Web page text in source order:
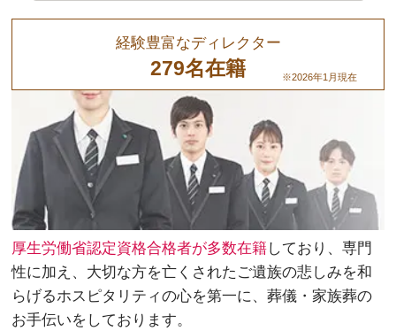
経験豊富なディレクター
279名在籍 ※2026年1月現在
厚生労働省認定資格合格者が多数在籍しており、専門
性に加え、大切な方を亡くされたご遺族の悲しみを和
らげるホスピタリティの心を第一に、葬儀・家族葬の
お手伝いをしております。